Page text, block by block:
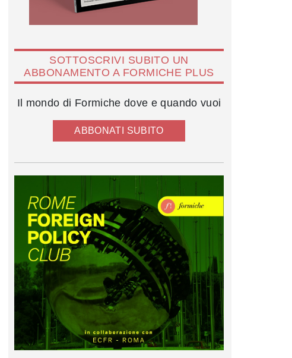
SOTTOSCRIVI SUBITO UN
ABBONAMENTO A FORMICHE PLUS
Il mondo di Formiche dove e quando vuoi
ABBONATI SUBITO